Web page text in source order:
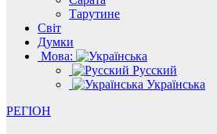
Тарутине
Світ
Думки
Мова:
Русский
Українська
РЕГІОН